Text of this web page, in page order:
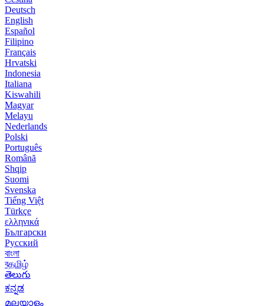
Deutsch
English
Español
Filipino
Français
Hrvatski
Indonesia
Italiana
Kiswahili
Magyar
Melayu
Nederlands
Polski
Português
Română
Shqip
Suomi
Svenska
Tiếng Việt
Türkçe
ελληνικά
Български
Русский
বাংলা
বதமிழ்
తెలుగు
ಕನ್ನಡ
മലയാളം